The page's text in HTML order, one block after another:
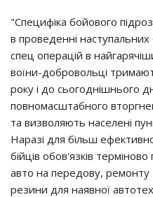
"Специфіка бойового
в проведенні
спец операцій в
воїни-добровольці
року і до сьогоднішнього
повномасштабного
та визволяють населені
Наразі для більш
бійців обов'язків терміново
авто на передову,
резини для наявної